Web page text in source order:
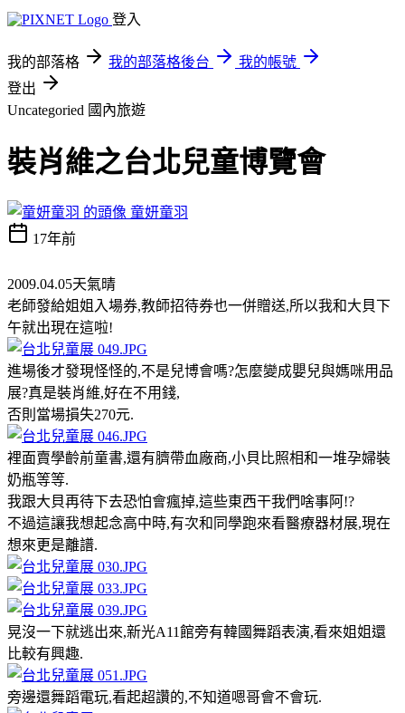
登入
我的部落格 我的部落格後台
我的帳號
登出
Uncategoried 國內旅遊
裝肖維之台北兒童博覽會
童妍童羽
17年前
2009.04.05天氣晴
老師發給姐姐入場券,教師招待券也一併贈送,所以我和大貝下
午就出現在這啦!
進場後才發現怪怪的,不是兒博會嗎?怎麼變成嬰兒與媽咪用品
展?真是裝肖維,好在不用錢,
否則當場損失270元.
裡面賣學齡前童書,還有臍帶血廠商,小貝比照相和一堆孕婦裝
奶瓶等等.
我跟大貝再待下去恐怕會瘋掉,這些東西干我們啥事阿!?
不過這讓我想起念高中時,有次和同學跑來看醫療器材展,現在
想來更是離譜.
晃沒一下就逃出來,新光A11館旁有韓國舞蹈表演,看來姐姐還
比較有興趣.
旁邊還舞蹈電玩,看起超讚的,不知道嗯哥會不會玩.